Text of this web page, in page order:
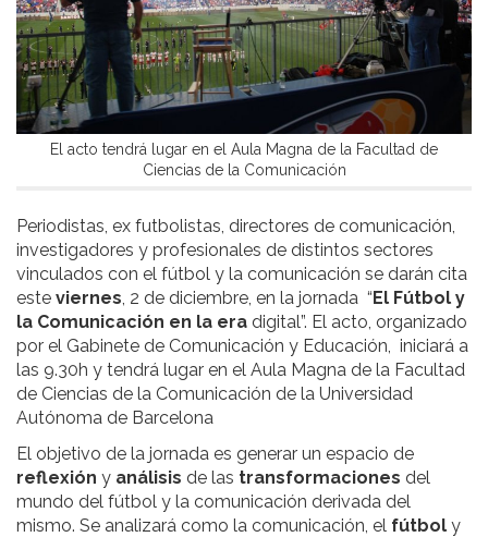
El acto tendrá lugar en el Aula Magna de la Facultad de
Ciencias de la Comunicación
Periodistas, ex futbolistas, directores de comunicación,
investigadores y profesionales de distintos sectores
vinculados con el fútbol y la comunicación se darán cita
este viernes , 2 de diciembre, en la jornada “El Fútbol y
la Comunicación en la era digital”. El acto, organizado
por el Gabinete de Comunicación y Educación, iniciará a
las 9.30h y tendrá lugar en el Aula Magna de la Facultad
de Ciencias de la Comunicación de la Universidad
Autónoma de Barcelona
El objetivo de la jornada es generar un espacio de
reflexión y análisis de las transformaciones del
mundo del fútbol y la comunicación derivada del
mismo. Se analizará como la comunicación, el fútbol y